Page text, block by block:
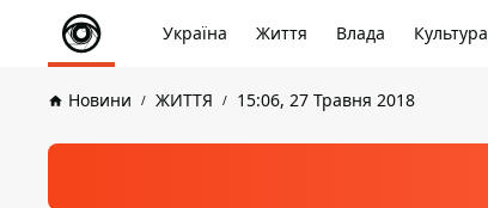
Україна Життя Влада Культура
Новини ЖИТТЯ 15:06, 27 Травня 2018